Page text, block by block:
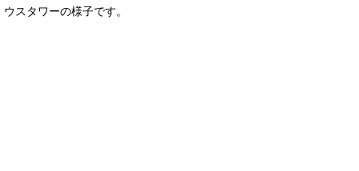
ウスタワーの様子です。